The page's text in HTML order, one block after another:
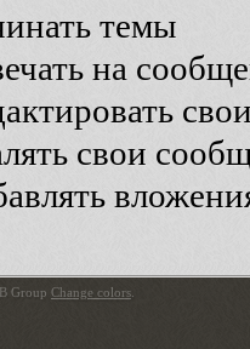
темы
на
свои
Group Change colors